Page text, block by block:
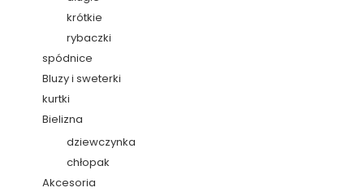
krótkie
rybaczki
spódnice
Bluzy i sweterki
kurtki
Bielizna
dziewczynka
chłopak
Akcesoria